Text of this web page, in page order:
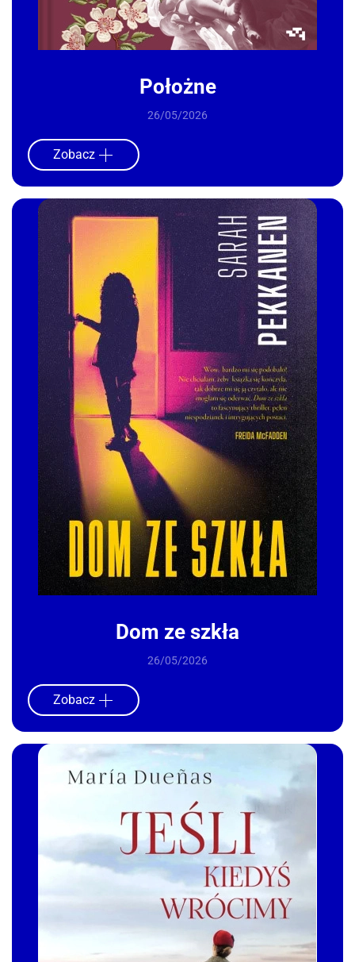
Położne
26/05/2026
Zobacz
Dom ze szkła
26/05/2026
Zobacz